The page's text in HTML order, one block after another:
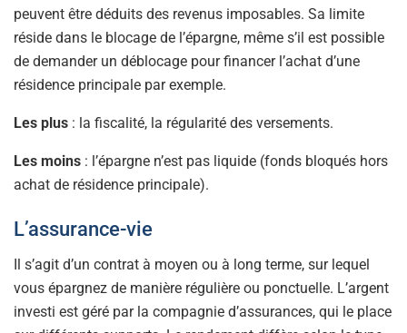
peuvent être déduits des revenus imposables. Sa limite
réside dans le blocage de l’épargne, même s’il est possible
de demander un déblocage pour financer l’achat d’une
résidence principale par exemple.
Les plus : la fiscalité, la régularité des versements.
Les moins : l’épargne n’est pas liquide (fonds bloqués hors
achat de résidence principale).
L’assurance-vie
Il s’agit d’un contrat à moyen ou à long terme, sur lequel
vous épargnez de manière régulière ou ponctuelle. L’argent
investi est géré par la compagnie d’assurances, qui le place